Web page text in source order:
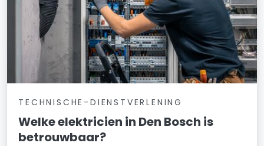
TECHNISCHE-DIENSTVERLENING
Welke elektricien in Den Bosch is
betrouwbaar?